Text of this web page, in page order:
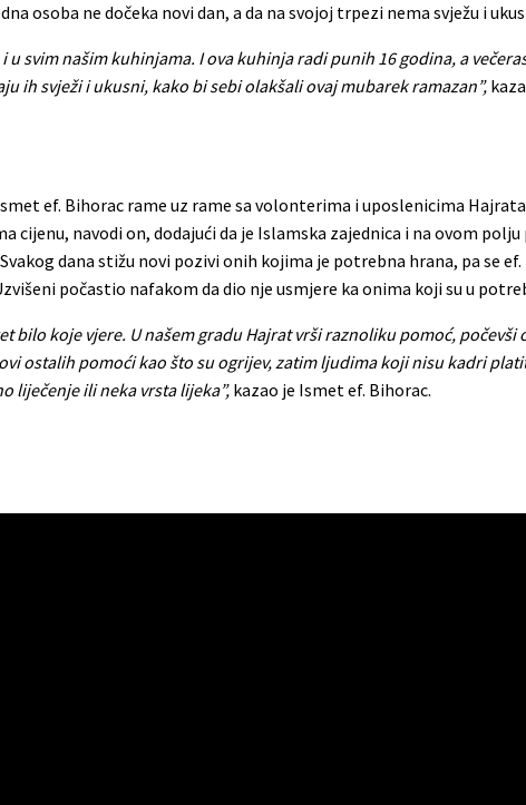
osoba ne dočeka novi dan, a da na svojoj trpezi nema svježu i
svim našim kuhinjama. I ova kuhinja radi punih 16 godina, a
ih svježi i ukusni, kako bi sebi olakšali ovaj mubarek ramazan”,
ef. Bihorac rame uz rame sa volonterima i uposlenicima
cijenu, navodi on, dodajući da je Islamska zajednica i na ovom polju
dana stižu novi pozivi onih kojima je potrebna hrana, pa se
počastio nafakom da dio nje usmjere ka onima koji su u
bilo koje vjere. U našem gradu Hajrat vrši raznoliku pomoć, počevši
ostalih pomoći kao što su ogrijev, zatim ljudima koji nisu kadri
liječenje ili neka vrsta lijeka”, kazao je Ismet ef. Bihorac.